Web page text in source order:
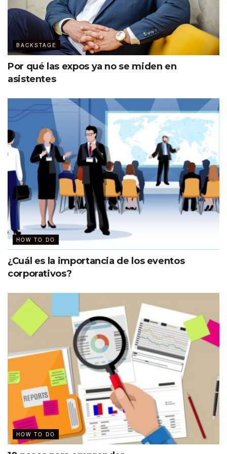
porcino”, pues buscas que sigan atentos a la
capacitación, incluye semillas en el postre: nueces,
almendras, sésamo o brotes de cereales, pueden ir
acompañados de yogurt natural para hacerlo más
atractivo.
Si por la noche algún asistente a un evento se sintiera
verduras con alguna proteína. En mi opinión, a esta
hora del día se agradece el pescado, por su ligereza.
El postre puede permitir unos plátanos con chocolate,
o si tu evento es más refinado, unas fresas en
champaña es lo ideal. Los hidratos de carbono del
vino espumoso aceleran la absorción de las
sustancias nutritivas de las fresas, mientras que la
pequeña cantidad de alcohol añade un efecto
inhibidor, contribuyendo al bienestar.
Las uvas también son una excelente opción en los
eventos pues refuerzan los procesos de memoria y
aprendizaje. Las frutas bien pueden sustituir a las
galletas, se permiten a cualquier hora del día e
Ahora que sabes el secreto, ¿seguirás incorporando los
mismos alimentos?
BACKSTAGE
Por qué las expos ya no se miden en
asistentes
HOW TO DO
¿Cuál es la importancia de los eventos
corporativos?
HOW TO DO